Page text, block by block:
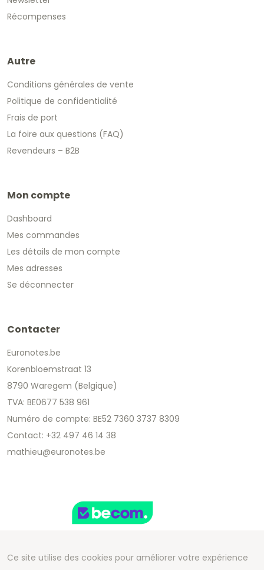
Récompenses
Autre
Conditions générales de vente
Politique de confidentialité
Frais de port
La foire aux questions (FAQ)
Revendeurs – B2B
Mon compte
Dashboard
Mes commandes
Les détails de mon compte
Mes adresses
Se déconnecter
Contacter
Euronotes.be
Korenbloemstraat 13
8790 Waregem (Belgique)
TVA: BE0677 538 961
Numéro de compte: BE52 7360 3737 8309
Contact: +32 497 46 14 38
mathieu@euronotes.be
Ce site utilise des cookies pour améliorer votre expérience